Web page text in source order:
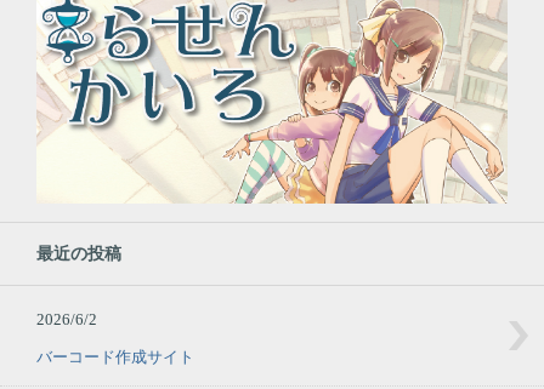
最近の投稿
2026/6/2
バーコード作成サイト